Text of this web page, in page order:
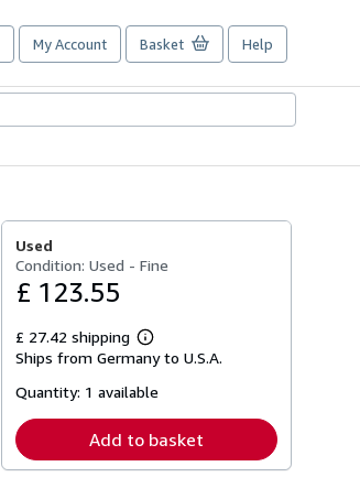
My Account Basket Help
Used
Condition: Used - Fine
£ 123.55
£ 27.42 shipping
Learn
more
shipping
Ships from Germany to U.S.A.
Quantity: 1 available
Add to basket